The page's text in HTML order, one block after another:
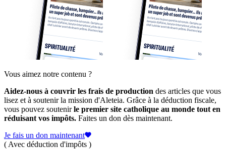
Vous aimez notre contenu ?
Aidez-nous à couvrir les frais de production des articles que vous
lisez et à soutenir la mission d'Aleteia. Grâce à la déduction fiscale,
vous pouvez soutenirle premier site catholique au monde tout en
réduisant vos impôts. Faites un don dès maintenant.
Je fais un don maintenant
( Avec déduction d'impôts )